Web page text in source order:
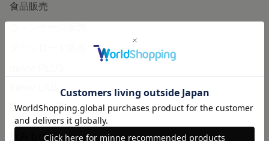
食品販売
販売支援企画・イベント
読みもの